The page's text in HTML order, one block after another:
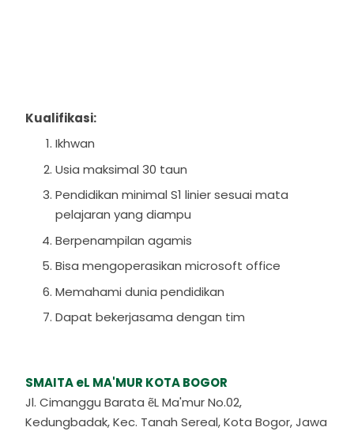
Kualifikasi:
Ikhwan
Usia maksimal 30 taun
Pendidikan minimal S1 linier sesuai mata
pelajaran yang diampu
Berpenampilan agamis
Bisa mengoperasikan microsoft office
Memahami dunia pendidikan
Dapat bekerjasama dengan tim
SMAITA eL MA'MUR KOTA BOGOR
Jl. Cimanggu Barata ẽL Ma'mur No.02,
Kedungbadak, Kec. Tanah Sereal, Kota Bogor, Jawa